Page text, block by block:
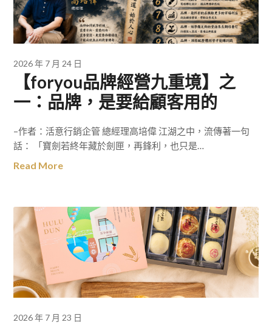
2026 年 7 月 24 日
【foryou品牌經營九重境】之
一：品牌，是要給顧客用的
–作者：活意行銷企管 總經理高培偉 江湖之中，流傳著一句
話： 「寶劍若終年藏於劍匣，再鋒利，也只是…
Read More
2026 年 7 月 23 日